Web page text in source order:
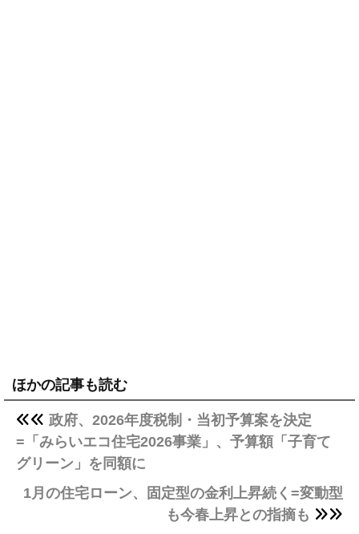
ほかの記事も読む
政府、2026年度税制・当初予算案を決定
=「みらいエコ住宅2026事業」、予算額「子育て
グリーン」を同額に
1月の住宅ローン、固定型の金利上昇続く=変動型
も今春上昇との指摘も